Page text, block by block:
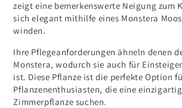
zeigt eine bemerkenswerte Neigung zum
sich elegant mithilfe eines Monstera
winden.
Ihre Pflegeanforderungen ähneln denen
Monstera, wodurch sie auch für
ist. Diese Pflanze ist die perfekte Option
Pflanzenenthusiasten, die eine
Zimmerpflanze suchen.